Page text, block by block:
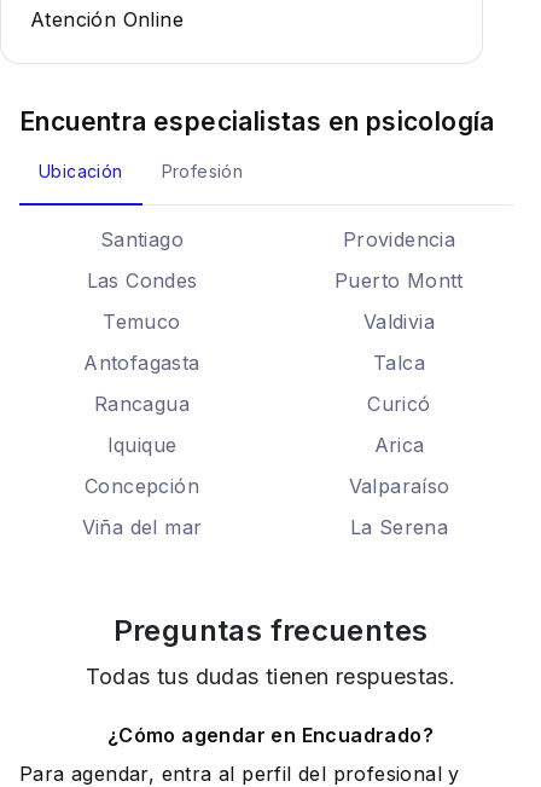
Atención Online
Encuentra especialistas en psicología
Ubicación Profesión
Santiago
Providencia
Las Condes
Puerto Montt
Temuco
Valdivia
Antofagasta
Talca
Rancagua
Curicó
Iquique
Arica
Concepción
Valparaíso
Viña del mar
La Serena
Preguntas frecuentes
Todas tus dudas tienen respuestas.
¿Cómo agendar en Encuadrado?
Para agendar, entra al perfil del profesional y